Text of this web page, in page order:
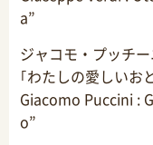
a”
ジャコモ・プッチ
｢わたしの愛しいお
Giacomo Puccini :
o”